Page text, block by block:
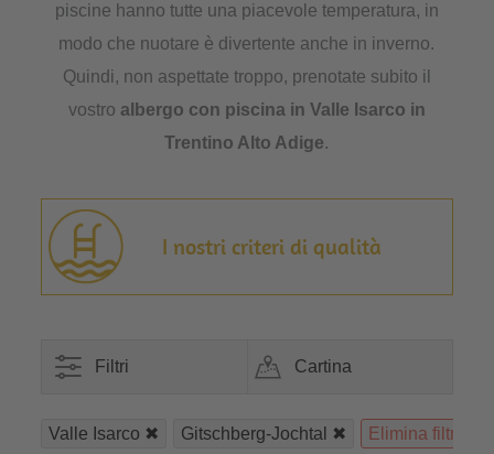
piscine hanno tutte una piacevole temperatura, in
modo che nuotare è divertente anche in inverno.
Quindi, non aspettate troppo, prenotate subito il
vostro albergo con piscina in Valle Isarco in
Trentino Alto Adige.
I nostri criteri di qualità
Filtri Cartina
Valle Isarco Gitschberg-Jochtal Elimina filtri